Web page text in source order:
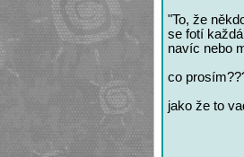
"To, že
se fotí
navíc nebo
co
jako že to